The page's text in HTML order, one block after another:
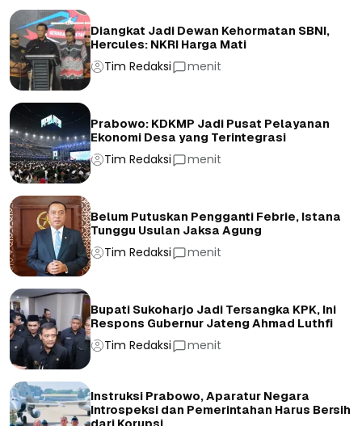
Diangkat Jadi Dewan Kehormatan SBNI,
Hercules: NKRI Harga Mati
Tim Redaksi menit
Prabowo: KDKMP Jadi Pusat Pelayanan
Ekonomi Desa yang Terintegrasi
Tim Redaksi menit
Belum Putuskan Pengganti Febrie, Istana
Tunggu Usulan Jaksa Agung
Tim Redaksi menit
Bupati Sukoharjo Jadi Tersangka KPK, Ini
Respons Gubernur Jateng Ahmad Luthfi
Tim Redaksi menit
Instruksi Prabowo, Aparatur Negara
Introspeksi dan Pemerintahan Harus Bersih